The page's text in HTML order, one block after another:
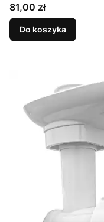
Cena
81,00 zł
Do koszyka